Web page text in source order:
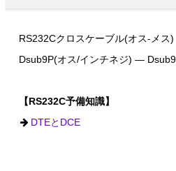
RS232Cクロスケーブル(オス-メ
Dsub9P(オス/インチネジ) ―
【RS232C予備知識】
DTEとDCE